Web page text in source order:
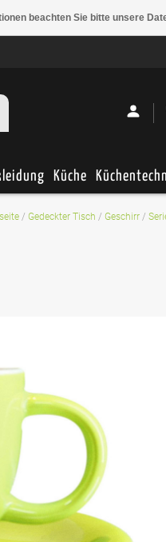
Küche
/ Gedeckter Tisch / Geschirr /
beachten Sie bitte unsere